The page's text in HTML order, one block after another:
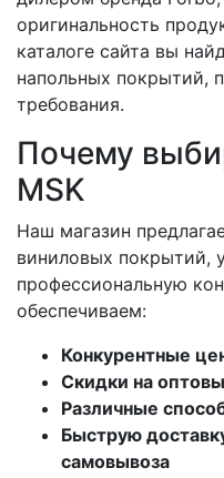
оригинальность
каталоге сайта вы
напольных покрытий,
требования.
Почему
MSK
Наш магазин
виниловых покрытий,
профессиональную
обеспечиваем:
Конкурентные
Скидки на
Различные
Быструю
самовывоза